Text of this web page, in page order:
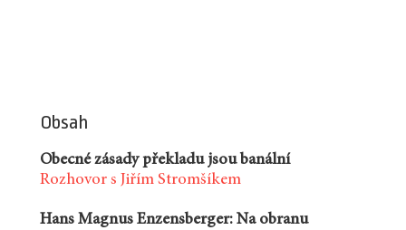
Obsah
Obecné zásady překladu jsou banální
Rozhovor s Jiřím Stromšíkem
Hans Magnus Enzensberger: Na obranu